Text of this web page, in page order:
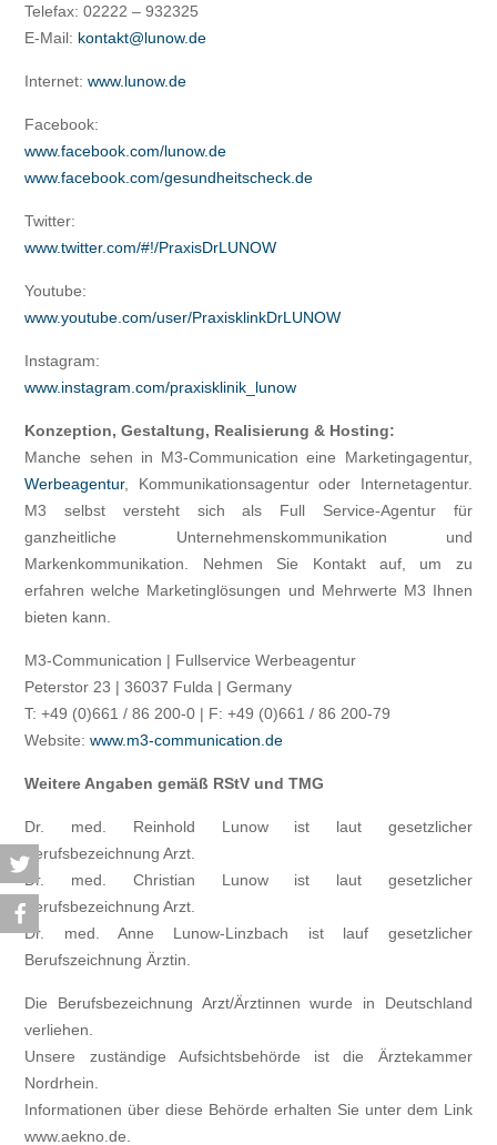
Telefax: 02222 – 932325
E-Mail: kontakt@lunow.de
Internet:www.lunow.de
Facebook:
www.facebook.com/lunow.de
www.facebook.com/gesundheitscheck.de
Twitter:
www.twitter.com/#!/PraxisDrLUNOW
Youtube:
www.youtube.com/user/PraxisklinkDrLUNOW
Instagram:
www.instagram.com/praxisklinik_lunow
Konzeption, Gestaltung, Realisierung & Hosting:
Manche sehen in M3-Communication eine Marketingagentur,
Werbeagentur, Kommunikationsagentur oder Internetagentur.
M3 selbst versteht sich als Full Service-Agentur für
ganzheitliche Unternehmenskommunikation und
Markenkommunikation. Nehmen Sie Kontakt auf, um zu
erfahren welche Marketinglösungen und Mehrwerte M3 Ihnen
bieten kann.
M3-Communication | Fullservice Werbeagentur
Peterstor 23 | 36037 Fulda | Germany
T: +49 (0)661 / 86 200-0 | F: +49 (0)661 / 86 200-79
Website:www.m3-communication.de
Weitere Angaben gemäß RStV und TMG
Dr. med. Reinhold Lunow ist laut gesetzlicher
Berufsbezeichnung Arzt.
Dr. med. Christian Lunow ist laut gesetzlicher
Berufsbezeichnung Arzt.
Dr. med. Anne Lunow-Linzbach ist lauf gesetzlicher
Berufszeichnung Ärztin.
Die Berufsbezeichnung Arzt/Ärztinnen wurde in Deutschland
verliehen.
Unsere zuständige Aufsichtsbehörde ist die Ärztekammer
Nordrhein.
Informationen über diese Behörde erhalten Sie unter dem Link
www.aekno.de.